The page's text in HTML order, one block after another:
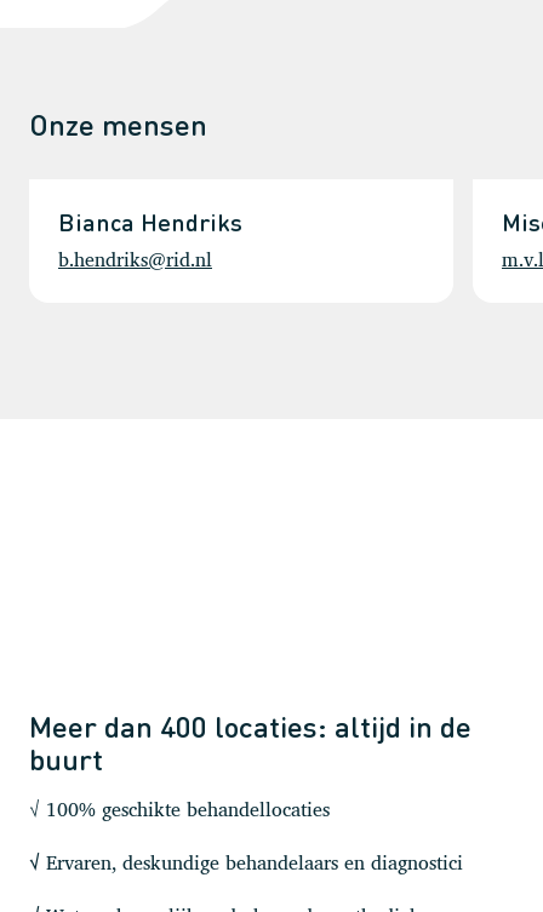
Onze mensen
Bianca Hendriks
b.hendriks@rid.nl
Meer dan 400 locaties: altijd in de
buurt
√ 100% geschikte behandellocaties
√ Ervaren, deskundige behandelaars en diagnostici